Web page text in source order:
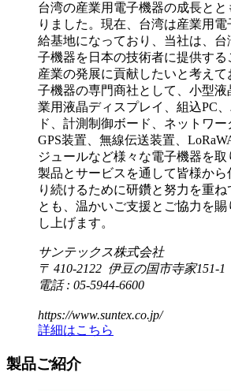
台湾の産業用電子機器の成長と
りました。現在、台湾は産業用
給基地になっており、当社は、
子機器を日本の技術者に提供す
産業の発展に貢献したいと考え
子機器の専門商社として、小型
業用液晶ディスプレイ、組込PC
ド、計測制御ボード、ネットワー
GPS装置、無線伝送装置、
ジュールなど様々な電子機器を取
製品とサービスを通して皆様か
り続けるために研鑽と努力を重
とも、温かいご支援とご協力を
し上げます。
サンテックス株式会社
〒 410-2122 伊豆の国市寺家151-1
電話 : 05-5944-6600
https://www.suntex.co.jp/
詳細はこちら
製品ご紹介